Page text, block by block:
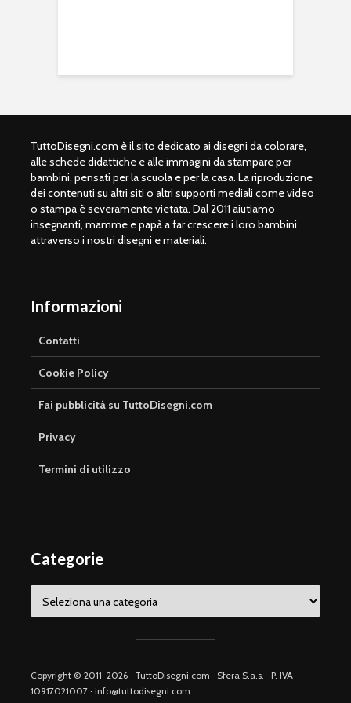
TuttoDisegni.com è il sito dedicato ai disegni da colorare,
alle schede didattiche e alle immagini da stampare per
bambini, pensati per la scuola e per la casa. La riproduzione
dei contenuti su altri siti o altri supporti mediali come video
o stampa è severamente vietata. Dal 2011 aiutiamo
insegnanti, mamme e papà a far crescere i loro bambini
attraverso i nostri disegni e materiali.
Informazioni
Contatti
Cookie Policy
Fai pubblicità su TuttoDisegni.com
Privacy
Termini di utilizzo
Categorie
Copyright © 2011-2026 · TuttoDisegni.com · Sfera S.a.s. · P. IVA
10917021007 · info@tuttodisegni.com